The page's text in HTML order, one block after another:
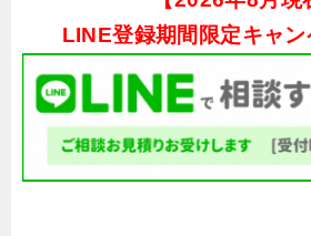
LINE登録期間限定キャン